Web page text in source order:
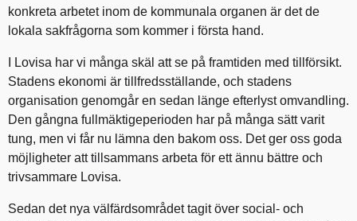
konkreta arbetet inom de kommunala organen är det de
lokala sakfrågorna som kommer i första hand.
I Lovisa har vi många skäl att se på framtiden med tillförsikt.
Stadens ekonomi är tillfredsställande, och stadens
organisation genomgår en sedan länge efterlyst omvandling.
Den gångna fullmäktigeperioden har på många sätt varit
tung, men vi får nu lämna den bakom oss. Det ger oss goda
möjligheter att tillsammans arbeta för ett ännu bättre och
trivsammare Lovisa.
Sedan det nya välfärdsområdet tagit över social- och